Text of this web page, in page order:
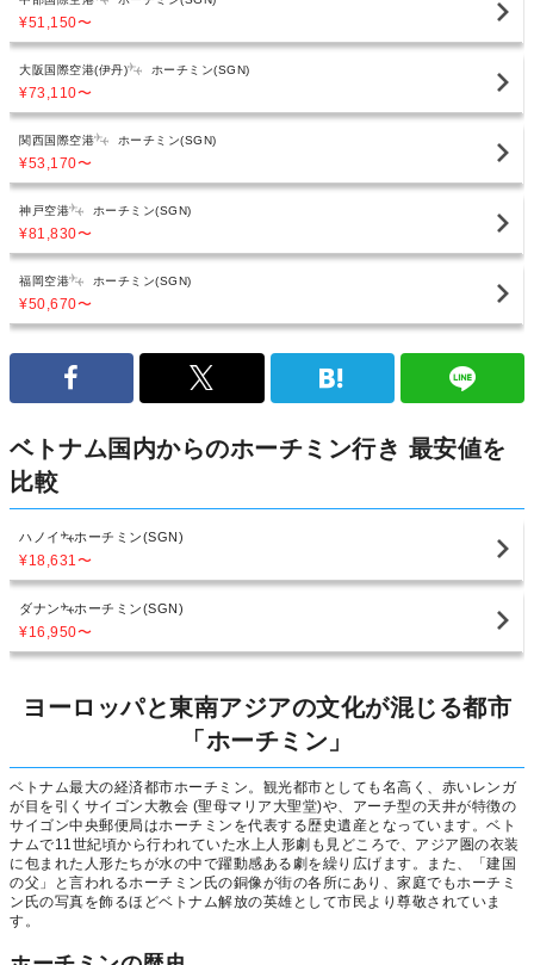
¥51,150〜
大阪国際空港(伊丹) ホーチミン(SGN)
¥73,110〜
関西国際空港 ホーチミン(SGN)
¥53,170〜
神戸空港 ホーチミン(SGN)
¥81,830〜
福岡空港 ホーチミン(SGN)
¥50,670〜
ベトナム国内からのホーチミン行き 最安値を
比較
ハノイ ホーチミン(SGN)
¥18,631 〜
ダナン ホーチミン(SGN)
¥16,950〜
ヨーロッパと東南アジアの文化が混じる都市
「ホーチミン」
ベトナム最大の経済都市ホーチミン。観光都市としても名高く、赤いレンガ
が目を引くサイゴン大教会 (聖母マリア大聖堂)や、アーチ型の天井が特徴の
サイゴン中央郵便局はホーチミンを代表する歴史遺産となっています。ベト
ナムで11世紀頃から行われていた水上人形劇も見どころで、アジア圏の衣装
に包まれた人形たちが水の中で躍動感ある劇を繰り広げます。また、「建国
の父」と言われるホーチミン氏の銅像が街の各所にあり、家庭でもホーチミ
ン氏の写真を飾るほどベトナム解放の英雄として市民より尊敬されていま
す。